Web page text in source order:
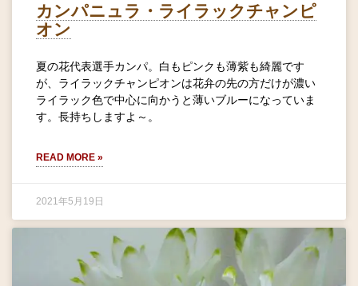
カンパニュラ・ライラックチャンピ
オン
夏の花代表選手カンパ。白もピンクも薄紫も綺麗です
が、ライラックチャンピオンは花弁の先の方だけが濃い
ライラック色で中心に向かうと薄いブルーになっていま
す。長持ちしますよ～。
READ MORE »
2021年5月19日